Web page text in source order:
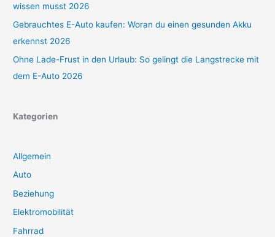
wissen musst 2026
Gebrauchtes E-Auto kaufen: Woran du einen gesunden Akku
erkennst 2026
Ohne Lade-Frust in den Urlaub: So gelingt die Langstrecke mit
dem E-Auto 2026
Kategorien
Allgemein
Auto
Beziehung
Elektromobilität
Fahrrad